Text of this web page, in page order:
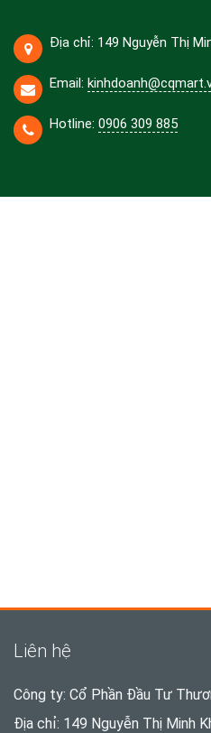
Địa chỉ: 149 Nguyễn Thị
Email:
Hotline: 0906 309 885
Liên hệ
Công ty: Cổ Phần Đầu Tư
Địa chỉ: 149 Nguyễn Thị Minh